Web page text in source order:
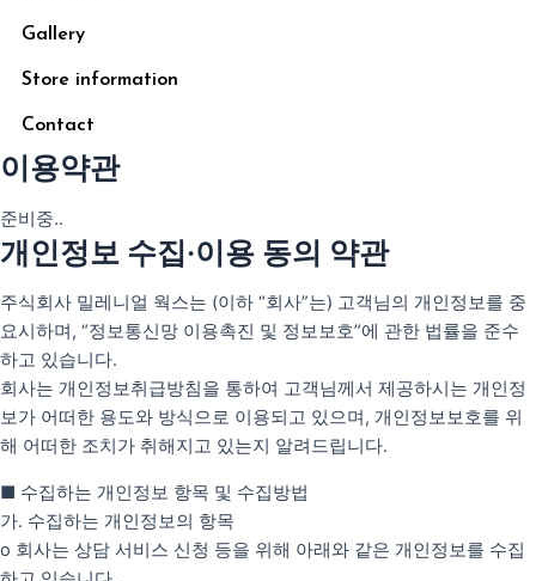
Gallery
Store information
Contact
이용약관
준비중..
개인정보 수집·이용 동의 약관
주식회사 밀레니얼 웍스는 (이하 “회사”는) 고객님의 개인정보를 중
요시하며, “정보통신망 이용촉진 및 정보보호”에 관한 법률을 준수
하고 있습니다.
회사는 개인정보취급방침을 통하여 고객님께서 제공하시는 개인정
보가 어떠한 용도와 방식으로 이용되고 있으며, 개인정보보호를 위
해 어떠한 조치가 취해지고 있는지 알려드립니다.
■ 수집하는 개인정보 항목 및 수집방법
가. 수집하는 개인정보의 항목
o 회사는 상담 서비스 신청 등을 위해 아래와 같은 개인정보를 수집